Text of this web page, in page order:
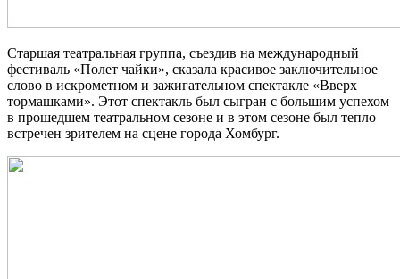
Старшая театральная группа, съездив на международный
фестиваль «Полет чайки», сказала красивое заключительное
слово в искрометном и зажигательном спектакле «Вверх
тормашками». Этот спектакль был сыгран с большим успехом
в прошедшем театральном сезоне и в этом сезоне был тепло
встречен зрителем на сцене города Хомбург.